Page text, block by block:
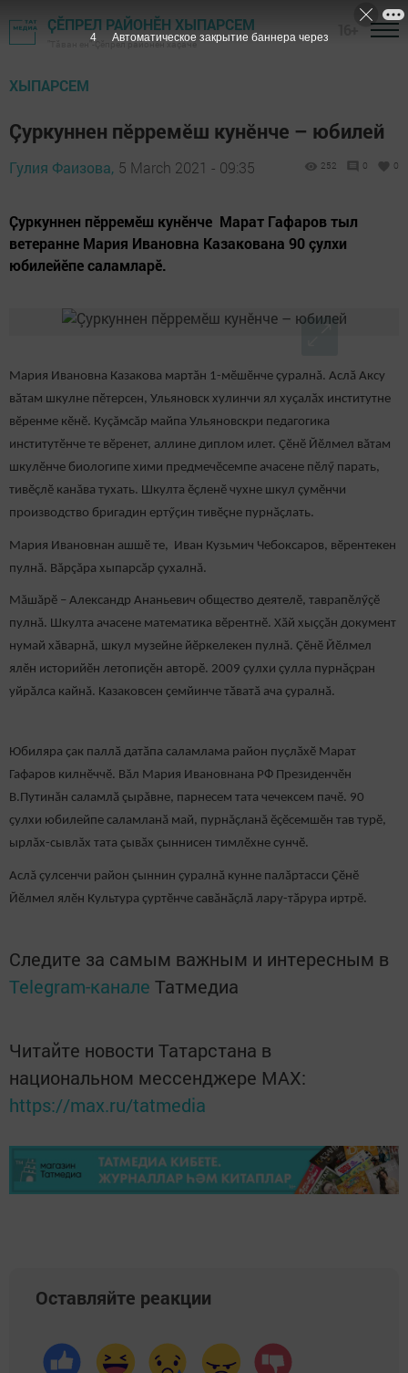
ҪӖПРЕЛ РАЙОНӖН ХЫПАРСЕМ
"Тӑван ен"-Çĕпрел районĕн хаçачӗ
ХЫПАРСЕМ
Çуркуннен пӗрремӗш кунӗнче – юбилей
Гулия Фаизова, 5 March 2021 - 09:35 252 0 0
Ҫуркуннен пӗрремӗш кунӗнче Марат Гафаров тыл
ветеранне Мария Ивановна Казакована 90 çулхи
юбилейӗпе саламларӗ.
Мария Ивановна Казакова мартăн 1-мӗшӗнче çуралнă. Аслӑ Аксу
вӑтам шкулне пӗтерсен, Ульяновск хулинчи ял хуҫалӑх институтне
вӗренме кӗнӗ. Куçăмсăр майпа Ульяновскри педагогика
институтӗнче те вӗренет, аллине диплом илет. Çӗнӗ Йӗлмел вӑтам
шкулӗнче биологипе хими предмечӗсемпе ачасене пӗлӳ парать,
тивӗçлӗ канăва тухать. Шкулта ӗҫленӗ чухне шкул ҫумӗнчи
производство бригадин ертӳҫин тивӗçне пурнӑҫлать.
Мария Ивановнан ашшӗ те, Иван Кузьмич Чебоксаров, вӗрентекен
пулнă. Вăрçăра хыпарсăр çухалнă.
Мăшăрӗ – Александр Ананьевич общество деятелӗ, таврапӗлӳҫӗ
пулнă. Шкулта ачасене математика вӗрентнӗ. Хӑй хыҫҫӑн документ
нумай хӑварнă, шкул музейне йӗркелекен пулнă. Çӗнӗ Йӗлмел
ялӗн историйӗн летопиçӗн авторӗ. 2009 ҫулхи ҫулла пурнăçран
уйрăлса кайнă. Казаковсен ҫемйинче тӑватӑ ача ҫуралнӑ.
Юбиляра ҫак паллӑ датӑпа саламлама район пуҫлӑхӗ Марат
Гафаров килнӗччӗ. Вăл Мария Ивановнана РФ Президенчӗн
В.Путинăн саламлӑ çырăвне, парнесем тата чечексем пачӗ. 90
ҫулхи юбилейпе саламланӑ май, пурнăçланă ӗҫӗсемшӗн тав турӗ,
ырлăх-сывлăх тата ҫывӑх ҫыннисен тимлӗхне сунчӗ.
Аслă çулсенчи район çыннин ҫуралнӑ кунне палăртасси Çӗнӗ
Йӗлмел ялӗн Культура çуртӗнче савӑнӑҫлӑ лару-тӑрура иртрӗ.
Следите за самым важным и интересным в
Telegram-канале Татмедиа
Читайте новости Татарстана в
национальном мессенджере MАХ:
https://max.ru/tatmedia
Оставляйте реакции
3 Автоматическое закрытие баннера через